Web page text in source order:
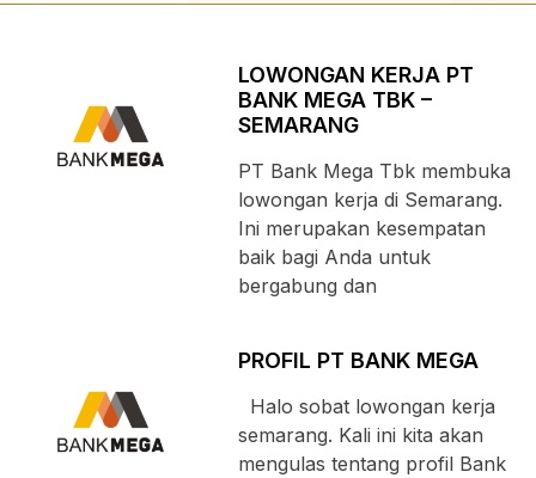
LOWONGAN KERJA PT
BANK MEGA TBK –
SEMARANG
PT Bank Mega Tbk membuka
lowongan kerja di Semarang.
Ini merupakan kesempatan
baik bagi Anda untuk
bergabung dan
PROFIL PT BANK MEGA
Halo sobat lowongan kerja
semarang. Kali ini kita akan
mengulas tentang profil Bank